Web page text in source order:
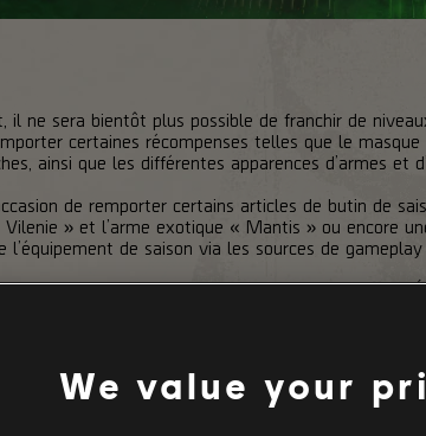
il ne sera bientôt plus possible de franchir de
certaines récompenses telles que le
ainsi que les différentes apparences d’armes et
de remporter certains articles de butin de
» et l’arme exotique « Mantis » ou encore
l’équipement de saison via les sources de
récompenses cosmétiques telles que la tenue «
We value your